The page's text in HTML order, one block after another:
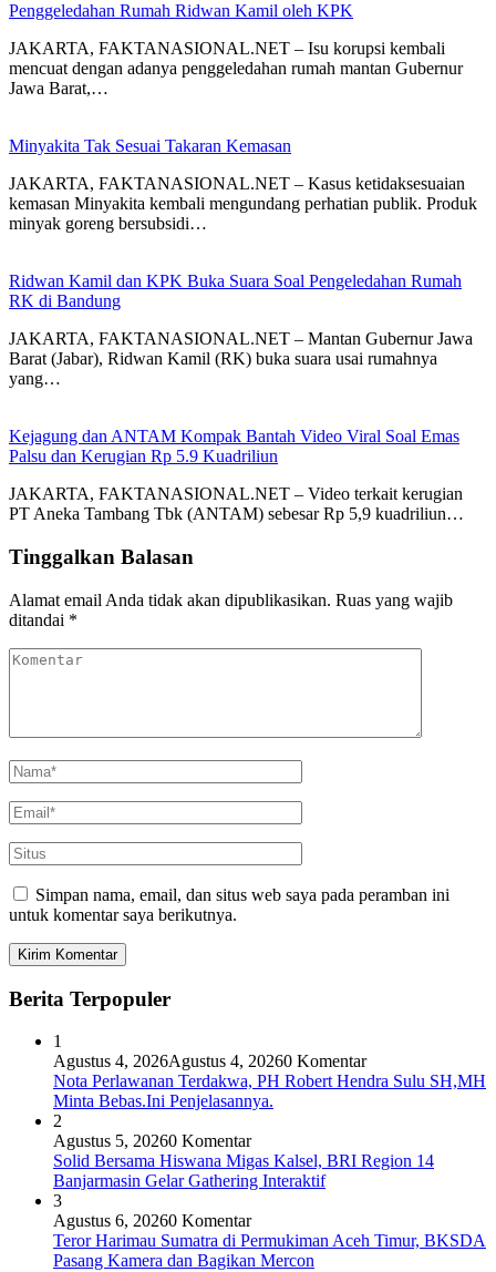
Penggeledahan Rumah Ridwan Kamil oleh KPK
JAKARTA, FAKTANASIONAL.NET – Isu korupsi kembali
mencuat dengan adanya penggeledahan rumah mantan Gubernur
Jawa Barat,…
Minyakita Tak Sesuai Takaran Kemasan
JAKARTA, FAKTANASIONAL.NET – Kasus ketidaksesuaian
kemasan Minyakita kembali mengundang perhatian publik. Produk
minyak goreng bersubsidi…
Ridwan Kamil dan KPK Buka Suara Soal Pengeledahan Rumah
RK di Bandung
JAKARTA, FAKTANASIONAL.NET – Mantan Gubernur Jawa
Barat (Jabar), Ridwan Kamil (RK) buka suara usai rumahnya
yang…
Kejagung dan ANTAM Kompak Bantah Video Viral Soal Emas
Palsu dan Kerugian Rp 5.9 Kuadriliun
JAKARTA, FAKTANASIONAL.NET – Video terkait kerugian
PT Aneka Tambang Tbk (ANTAM) sebesar Rp 5,9 kuadriliun…
Tinggalkan Balasan
Alamat email Anda tidak akan dipublikasikan. Ruas yang wajib
ditandai *
Simpan nama, email, dan situs web saya pada peramban ini
untuk komentar saya berikutnya.
Berita Terpopuler
1
Agustus 4, 2026Agustus 4, 20260 Komentar
Nota Perlawanan Terdakwa, PH Robert Hendra Sulu SH,MH
Minta Bebas.Ini Penjelasannya.
2
Agustus 5, 20260 Komentar
Solid Bersama Hiswana Migas Kalsel, BRI Region 14
Banjarmasin Gelar Gathering Interaktif
3
Agustus 6, 20260 Komentar
Teror Harimau Sumatra di Permukiman Aceh Timur, BKSDA
Pasang Kamera dan Bagikan Mercon